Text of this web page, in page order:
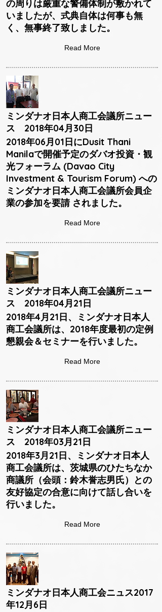
の周りは厳重な警備体制が敷かれて
いましたが、式典自体は何事も無
く、無事終了致しました。
Read More
ミンダナオ日本人商工会議所ニュー
ス 2018年04月30日
2018年06月01日にDusit Thani
Manilaで開催予定のダバオ投資・観
光フォーラム (Davao City
Investment & Tourism Forum) への
ミンダナオ日本人商工会議所会員企
業の参加を要請 されました。
Read More
ミンダナオ日本人商工会議所ニュー
ス 2018年04月21日
2018年4月21日、ミンダナオ日本人
商工会議所は、2018年度最初の定例
懇親会＆セミナーを行いました。
Read More
ミンダナオ日本人商工会議所ニュー
ス 2018年03月21日
2018年3月21日、ミンダナオ日本人
商工会議所は、茨城県のひたちなか
商議所（会頭：鈴木誉志男氏）との
友好協定の合意に向けて話し合いを
行いました。
Read More
ミンダナオ日本人商工会ニュス2017
年12月6日